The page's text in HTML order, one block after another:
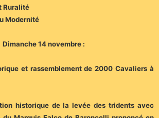
Ruralité
Modernité
Dimanche 14 novembre :
et rassemblement de 2000 Cavaliers à
historique de la levée des tridents avec